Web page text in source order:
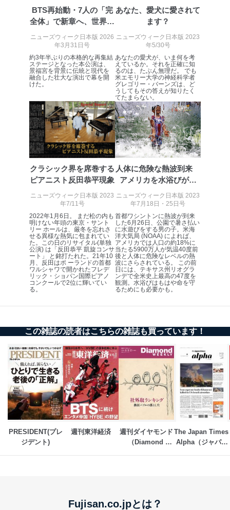
告配信サービス会社
提供先：出版社、出版物発売元、卸売会社、販売
店など商品の供給者、梱包会社、配送会社、新聞
販売店などの梱包・配送・配達会社
４．開示対象個人情報の「開示」「訂正」等の請求につ
いて
当社は、本人から、開示対象個人情報について利用目的
の通知を求められた場合には、遅滞なくこれに応じま
す。ただし、以下①～④のいずれかに該当する場合は、
利用目的の通知を行なうことはできません。そのとき
は、本人に遅滞無くその旨を通知するとともに、理由を
説明させていただきます。
①利用目的を本人に通知し、又は公表することによって
本人又は第三者の生命、身体、財産その他の権利利益を
害するおそれがある場合
②利用目的を本人に通知し、又は公表することによって
当該事業者の権利又は正当な利益を害するおそれがある
場合
③国の機関又は地方公共団体が法令の定める事務を遂行
することに対して協力する必要がある場合であって、利
用目的を本人に通知し、又は公表することによって当該
事務の遂行に支障を及ぼすおそれがあるとき
④開示対象個人情報の利用目的が明らかな場合
開示対象個人情報については、保有個人データの本人ま
たはその代理人からの利用目的の通知、開示、変更等
（内容の訂正、追加または削除）、利用停止等（「利用
に対応させていただいております。 当社顧客の皆様の
す。マイページをご利用いただけない方、その他の方に
ただいた個人情報のうち、市町村などの名称および郵便
番号、金融機関の名称あるいはクレジットカードの有効
期限など、商品のお届けやご請求を行う上で支障がある
情報に変更があった場合には、当社が登録情報を変更さ
せていただく場合があります。
A.開示等の求めの申し出先、提出していただく書面等
開示等の求めは、電話又は電子メールにて下記までお申
し付けください。開示等の求めに際して提出していただ
く書面等については、その際にご案内いたします。
■電話による場合
BTS再始動・7人の「完
全体」で新章へ、世界が
注目する...
ニューズウィーク日本版 2026
年3月31日号
約3年半ぶりの本格的な再集結
ステージとなった本公演は、
景福宮を背景に伝統と現代を
融合した壮大な演出で幕を開
けた。
あなた、愛犬に愛されて
ます？
ニューズウィーク日本版 2023
年5/30号
あなたの愛犬が、いま何を考
えているか。それを正確に知
るのは、たぶん無理だ。 でも
米エモリー大学の神経科学者
グレゴリー・バーンズは、ど
うしてもその答えが知りたく
てたまらない。
クラシック界を席巻する
ピアニスト反田恭平現象
ニューズウィーク日本版 2023
年7/11号
2022年1月6日。 まだ松の内も
明けない年頭の東京・サント
リー ホールは、厳冬を忘れさ
せる異様な熱気に包まれてい
た。この日のリサイタル(単独
公演) は「反田恭平 凱旋コンサ
ート」 と銘打たれた。21年10
月、反田はポ ーランドの首都
ワルシャワで開かれたフレデ
リック・ショパン国際ピアノ
コンクールで2位に輝いてい
る。
人体に危険な熱波到来
アメリカを水浴びが救
う？
ニューズウィーク日本版 2023
年7月18日・25日号
首都ワシントンに熱波が到来
した6月26日、公園で暑さ払い
に水遊びをする男の子。米海
洋大気局 (NOAA) によれば、
アメリカでは人口の約18%に
当たる5900万人が気温40度前
後と人体に危険なレベルの熱
波にさらされている。 この前
日には、テキサス州リオグラ
ンデで全米史上最高の47度を
観測。水浴びはもはや命を守
るためにも必要かも。
この雑誌の読者はこちらの雑誌も買っています！
PRESIDENT(プレ
ジデント)
週刊東洋経済
週刊ダイヤモンド
（Diamond
The Japan Times
Alpha（ジャパン
Fujisan.co.jpとは？